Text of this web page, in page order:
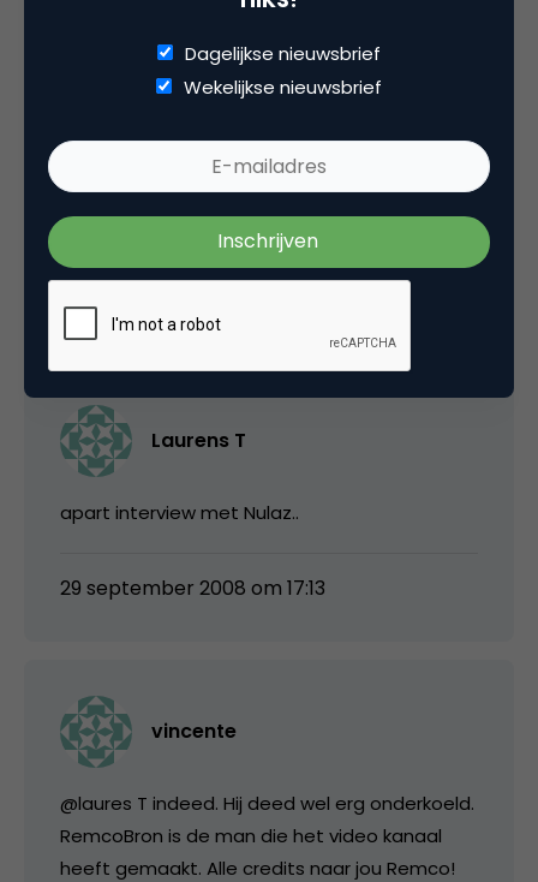
Remco Bron
@Marco: Thanks! (ik heb er ook aan
meegewerkt) Als er nog video’s zijn die we
missen laat het dan zeker weten.
Laurens T
apart interview met Nulaz..
29 september 2008 om 17:13
vincente
@laures T indeed. Hij deed wel erg onderkoeld.
RemcoBron is de man die het video kanaal
heeft gemaakt. Alle credits naar jou Remco!
Dagelijkse nieuwsbrief
Wekelijkse nieuwsbrief